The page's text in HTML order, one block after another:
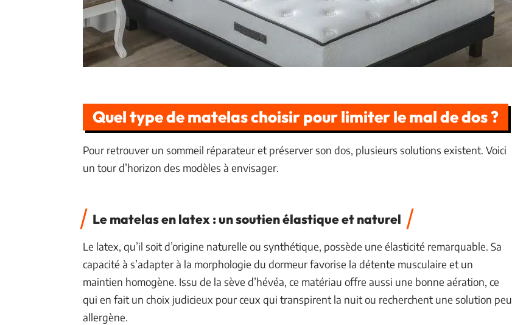
Quel type de matelas choisir pour limiter le mal de dos ?
Pour retrouver un sommeil réparateur et préserver son dos, plusieurs solutions existent. Voici
un tour d’horizon des modèles à envisager.
Le matelas en latex : un soutien élastique et naturel
Le latex, qu’il soit d’origine naturelle ou synthétique, possède une élasticité remarquable. Sa
capacité à s’adapter à la morphologie du dormeur favorise la détente musculaire et un
maintien homogène. Issu de la sève d’hévéa, ce matériau offre aussi une bonne aération, ce
qui en fait un choix judicieux pour ceux qui transpirent la nuit ou recherchent une solution peu
allergène.